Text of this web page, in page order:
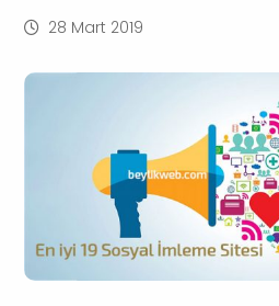
28 Mart 2019